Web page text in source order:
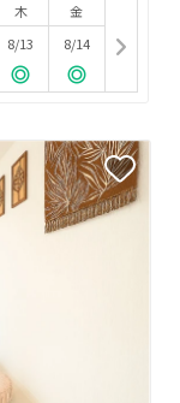
木
8/13
金
8/14